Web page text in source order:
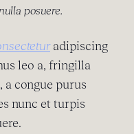
posuere.
adipiscing
leo a, fringilla
congue purus
nunc et turpis